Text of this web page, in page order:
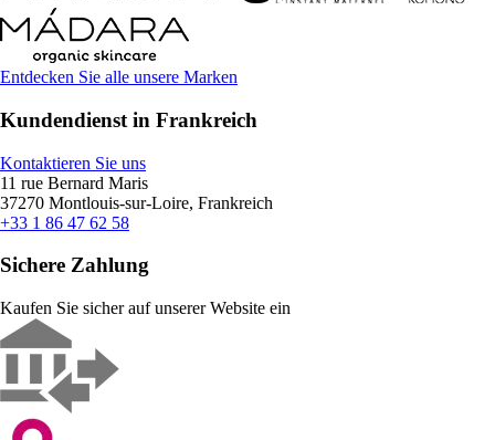
Entdecken Sie alle unsere Marken
Kundendienst in Frankreich
Kontaktieren Sie uns
11 rue Bernard Maris
37270 Montlouis-sur-Loire, Frankreich
+33 1 86 47 62 58
Sichere Zahlung
Kaufen Sie sicher auf unserer Website ein